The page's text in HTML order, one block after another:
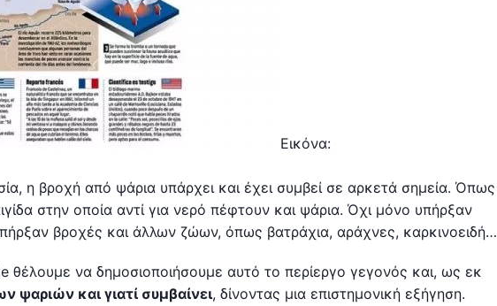
Εικόνα:
η βροχή από ψάρια υπάρχει και έχει συμβεί σε αρκετά σημεία. Όπως
στην οποία αντί για νερό πέφτουν και ψάρια. Όχι μόνο υπήρξαν
βροχές και άλλων ζώων, όπως βατράχια, αράχνες, καρκινοειδή…
να δημοσιοποιήσουμε αυτό το περίεργο γεγονός και, ως εκ
ψαριών και γιατί συμβαίνει, δίνοντας μια επιστημονική εξήγηση.